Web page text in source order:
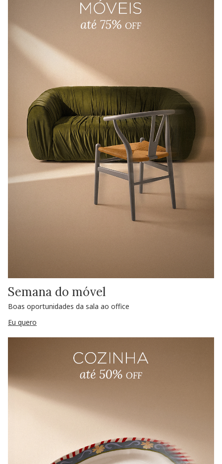
Semana do móvel
Boas oportunidades da sala ao office
Eu quero